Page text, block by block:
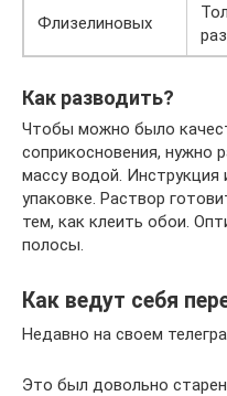
Флизелиновых
Как разводить?
Чтобы можно было
соприкосновения, нужно
массу водой. Инструкция
упаковке. Раствор
тем, как клеить обои.
полосы.
Как ведут себя
Недавно на своем
Это был довольно